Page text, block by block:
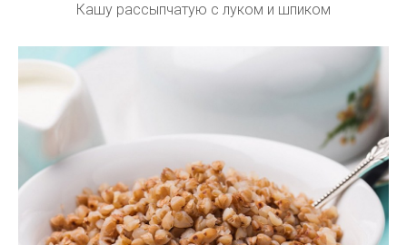
Кашу рассыпчатую с луком и шпиком